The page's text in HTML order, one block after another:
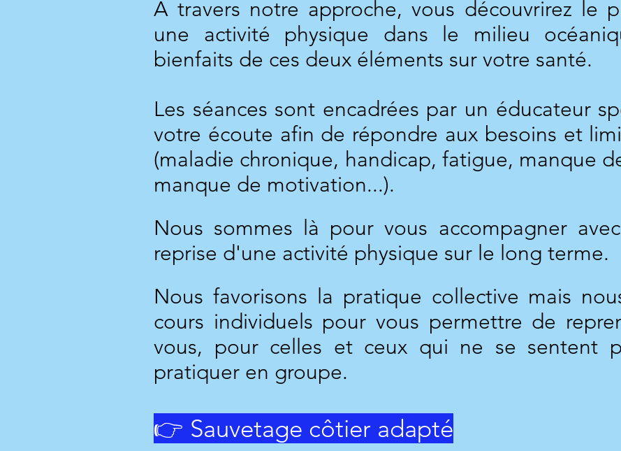
A travers notre approche, vous découvrirez le
une activité physique dans le milieu
bienfaits de ces deux éléments sur votre santé.
Les séances sont encadrées par un éducateur
votre écoute afin de répondre aux besoins et
(maladie chronique, handicap, fatigue, manque
manque de motivation...).
Nous sommes là pour vous accompagner
reprise d'une activité physique sur le long terme.
Nous favorisons la pratique collective mais
cours individuels pour vous permettre de
vous, pour celles et ceux qui ne se sentent
pratiquer en groupe. ​
👉 Sauvetage côtier adapté